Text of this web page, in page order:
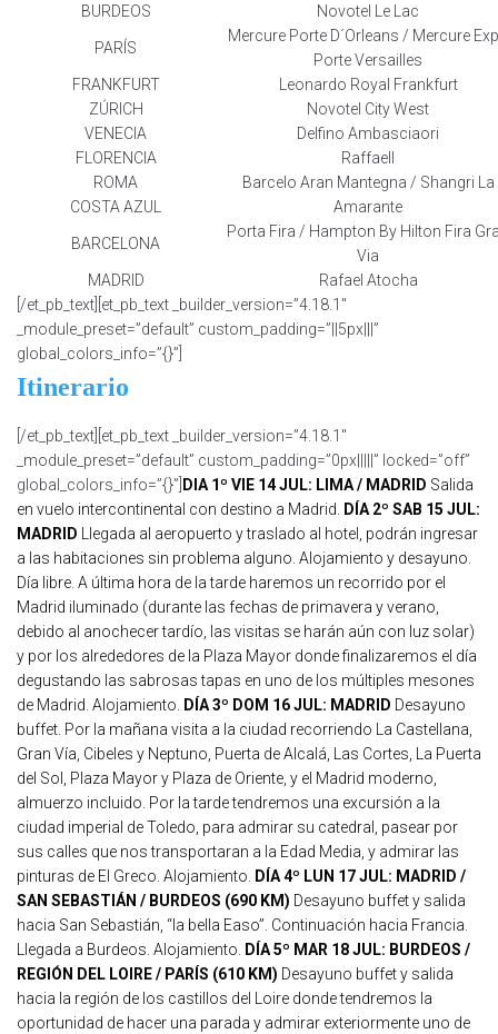
BURDEOS
Novotel Le Lac
PARÍS
Mercure Porte D´Orleans / Mercure
Porte Versailles
FRANKFURT
Leonardo Royal Frankfurt
ZÚRICH
Novotel City West
VENECIA
Delfino Ambasciaori
FLORENCIA
Raffaell
ROMA
Barcelo Aran Mantegna / Shangri La
COSTA AZUL
Amarante
BARCELONA
Porta Fira / Hampton By Hilton Fira
Via
MADRID
Rafael Atocha
[/et_pb_text][et_pb_text _builder_version=”4.18.1″
_module_preset=”default” custom_padding=”||5px|||”
global_colors_info=”{}”]
Itinerario
[/et_pb_text][et_pb_text _builder_version=”4.18.1″
_module_preset=”default” custom_padding=”0px|||||” locked=”off”
global_colors_info=”{}”] DIA 1º VIE 14 JUL: LIMA / MADRID Salida
en vuelo intercontinental con destino a Madrid.
DÍA 2º SAB 15 JUL:
MADRID
Llegada al aeropuerto y traslado al hotel, podrán ingresar
a las habitaciones sin problema alguno. Alojamiento y desayuno.
Día libre. A última hora de la tarde haremos un recorrido por el
Madrid iluminado (durante las fechas de primavera y verano,
debido al anochecer tardío, las visitas se harán aún con luz solar)
y por los alrededores de la Plaza Mayor donde finalizaremos el día
degustando las sabrosas tapas en uno de los múltiples mesones
de Madrid. Alojamiento.
DÍA 3º DOM 16 JUL: MADRID Desayuno
buffet. Por la mañana visita a la ciudad recorriendo La Castellana,
Gran Vía, Cibeles y Neptuno, Puerta de Alcalá, Las Cortes, La Puerta
del Sol, Plaza Mayor y Plaza de Oriente, y el Madrid moderno,
almuerzo incluido. Por la tarde tendremos una excursión a la
ciudad imperial de Toledo, para admirar su catedral, pasear por
sus calles que nos transportaran a la Edad Media, y admirar las
pinturas de El Greco. Alojamiento.
DÍA 4º LUN 17 JUL: MADRID /
SAN SEBASTIÁN / BURDEOS (690 KM) Desayuno buffet y salida
hacia San Sebastián, “la bella Easo”. Continuación hacia Francia.
Llegada a Burdeos. Alojamiento.
DÍA 5º MAR 18 JUL: BURDEOS /
REGIÓN DEL LOIRE / PARÍS (610 KM) Desayuno buffet y salida
hacia la región de los castillos del Loire donde tendremos la
oportunidad de hacer una parada y admirar exteriormente uno de